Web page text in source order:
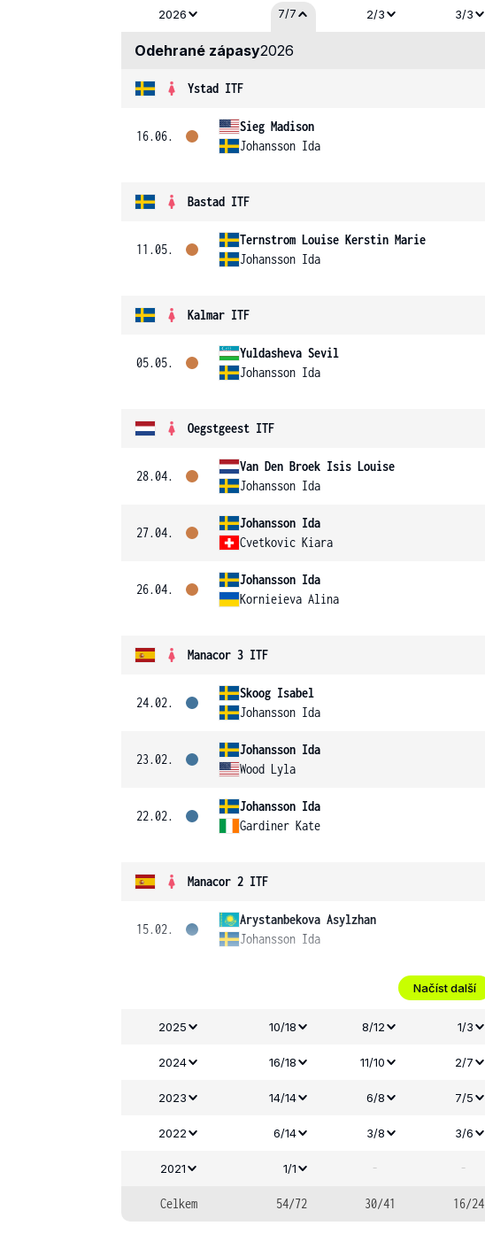
2026 7/7 2/3 3/3
Odehrané zápasy2026
Ystad ITF
16.06.
Sieg Madison
Johansson Ida
Bastad ITF
11.05.
Ternstrom Louise Kerstin Marie
Johansson Ida
Kalmar ITF
05.05.
Yuldasheva Sevil
Johansson Ida
Oegstgeest ITF
28.04.
Van Den Broek Isis Louise
Johansson Ida
27.04.
Johansson Ida
Cvetkovic Kiara
26.04.
Johansson Ida
Kornieieva Alina
Manacor 3 ITF
24.02.
Skoog Isabel
Johansson Ida
23.02.
Johansson Ida
Wood Lyla
22.02.
Johansson Ida
Gardiner Kate
Manacor 2 ITF
15.02.
Arystanbekova Asylzhan
Johansson Ida
Načíst další
2025 10/18 8/12 1/3
2024 16/18 11/10 2/7
2023 14/14 6/8 7/5
2022 6/14 3/8 3/6
2021 1/1 - -
Celkem 54/72 30/41 16/24